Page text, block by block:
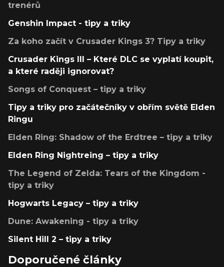
trenérů
Genshin Impact - tipy a triky
Za koho začít v Crusader Kings 3? Tipy a triky
Crusader Kings III – Které DLC se vyplatí koupit,
a které raději ignorovat?
Songs of Conquest – tipy a triky
Tipy a triky pro začátečníky v obřím světě Elden
Ringu
Elden Ring: Shadow of the Erdtree – tipy a triky
Elden Ring Nightreing – tipy a triky
The Legend of Zelda: Tears of the Kingdom -
tipy a triky
Hogwarts Legacy – tipy a triky
Dune: Awakening - tipy a triky
Silent Hill 2 – tipy a triky
Doporučené články